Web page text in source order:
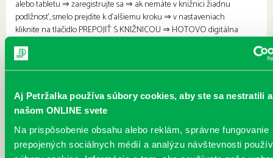
Aj Petržalka používa súbory cookies, aby ste sa nestratili
našom ONLINE svete
Na prispôsobenie obsahu alebo reklám, správne fungovanie
prepojených sociálnych médií a analýzu návštevnosti
alebo tabletu ⇒ zaregistrujte sa ⇒ ak nemáte v knižnici žiadnu
podlžnosť, smelo prejdite k ďalšiemu kroku ⇒ v nastaveniach
kliknite na tlačidlo PREPOJIŤ S KNIŽNICOU ⇒ HOTOVO digitálna
čitáreň plná detských kníh je tu pre vás Kubo detská čitáreň má
novinku! Knihy deťom čítajú ...
Výstava 3PROF
KOULA_KARFÍK_PIFFL
Pre dospelých Pre mládež Seniori
Výstava 3PROF KOULA_KARFÍK_PIFFL predstavuje život a dielo troch